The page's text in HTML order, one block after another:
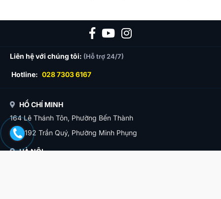
Liên hệ với chúng tôi: (Hỗ trợ 24/7)
Hotline: 028 7303 6167
HỒ CHÍ MINH
164 Lê Thánh Tôn, Phường Bến Thành
190-192 Trần Quý, Phường Minh Phụng
HÀ NỘI